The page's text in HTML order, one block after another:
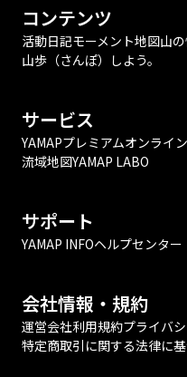
コンテンツ
活動日記モーメント地図山
山歩（さんぽ）しよう。
サービス
YAMAPプレミアムオンライ
流域地図YAMAP LABO
サポート
YAMAP INFOヘルプセンター
会社情報・規約
運営会社利用規約プライバ
特定商取引に関する法律に